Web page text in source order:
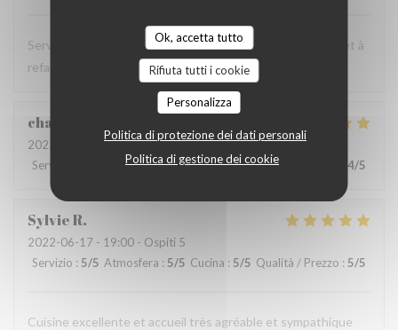
Ok, accetta tutto
Rifiuta tutti i cookie
Personalizza
Politica di protezione dei dati personali
Politica di gestione dei cookie
Service très gentil, food au top (très généreuse !), à faire et à
refaire !
charlotte
2022-06-20
- 21:15 - Ospiti 2
Servizio
Atmosfera:4/5 Cucina:4/5 Qualità / Prezzo 4/5
SylvieR
2022-06-17 - 19:00 - Ospiti 5
Servizio : 5/5 Atmosfera : 5/5 Cucina : 5/5 Qualità / Prezzo : 5/5
Cuisine excellente et accueil très agréable et sympathique